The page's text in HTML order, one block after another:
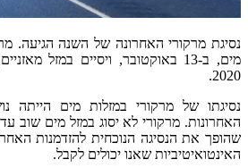
השנה הגיעה .מרקורי ייסוג במזל עקרב, מזל
במזל מאזניים,מזל אוויר, ב-3 בנובמבר,
מים הייתה נושא חוזר במשך
השנתיים
במזל מים שוב עד חודש ספטמבר2022,
דבר
להזדמנות האחרונה שלנו להיפתח לאנרגיות
לקבל.